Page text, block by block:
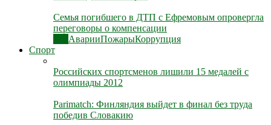
Семья погибшего в ДТП с Ефремовым опровергла
переговоры о компенсации
АварииПожарыКоррупция
Спорт
Российских спортсменов лишили 15 медалей с
олимпиады 2012
Parimatch: Финляндия выйдет в финал без труда
победив Словакию